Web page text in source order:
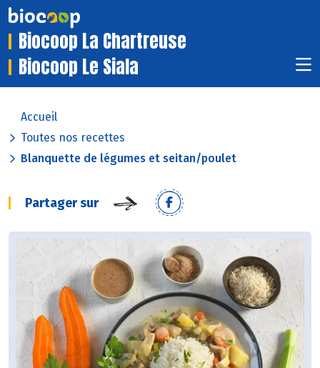
Biocoop La Chartreuse
Biocoop Le Siala
Accueil
Toutes nos recettes
Blanquette de légumes et seitan/poulet
Partager sur